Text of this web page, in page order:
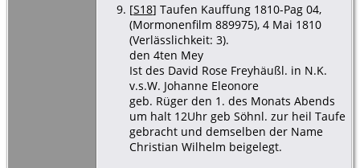
[S18] Taufen Kauffung 1810-Pag 04,
(Mormonenfilm 889975), 4 Mai 1810
(Verlässlichkeit: 3).
den 4ten Mey
Ist des David Rose Freyhäußl. in N.K.
v.s.W. Johanne Eleonore
geb. Rüger den 1. des Monats Abends
um halt 12Uhr geb Söhnl. zur heil Taufe
gebracht und demselben der Name
Christian Wilhelm beigelegt.